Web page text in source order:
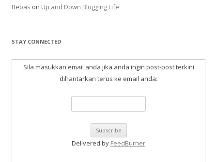
Bebas on Up and Down Blogging Life
STAY CONNECTED
Sila masukkan email anda jika anda ingin post-post terkini
dihantarkan terus ke email anda:
Delivered by FeedBurner